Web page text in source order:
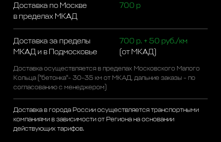
Доставка по Москве
в пределах МКАД
700 р
Доставка за пределы
МКАД и в Подмосковье
700 р. + 50 руб./км
(от МКАД)
Доставка осуществляется в пределах Московского Малого
Кольца ("бетонка"- 30-35 км от МКАД, дальние заказы - по
согласованию с менеджером)
Доставка в города России осуществляется транспортными
компаниями в зависимости от Региона на основании
действующих тарифов.